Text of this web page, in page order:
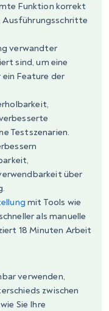
Funktion korrekt
Ausführungsschritte
verwandter
sind, um eine
Feature der
Testszenarien.
über
mit Tools wie
als manuelle
18 Minuten Arbeit
verwenden,
zwischen
Sie Ihre